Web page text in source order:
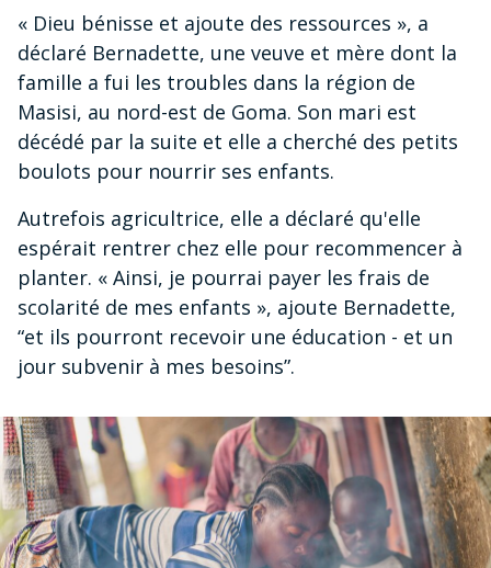
« Dieu bénisse et ajoute des ressources », a
déclaré Bernadette, une veuve et mère dont la
famille a fui les troubles dans la région de
Masisi, au nord-est de Goma. Son mari est
décédé par la suite et elle a cherché des petits
boulots pour nourrir ses enfants.
Autrefois agricultrice, elle a déclaré qu'elle
espérait rentrer chez elle pour recommencer à
planter. « Ainsi, je pourrai payer les frais de
scolarité de mes enfants », ajoute Bernadette,
“et ils pourront recevoir une éducation - et un
jour subvenir à mes besoins”.